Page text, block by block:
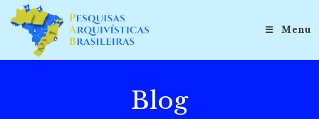
para
conteúdo
Menu
Blog